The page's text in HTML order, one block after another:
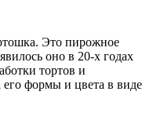
Это пирожное
оно в 20-х годах
тортов и
его формы и цвета в виде